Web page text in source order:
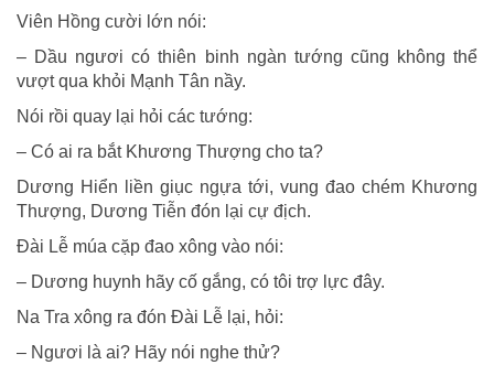
Viên Hồng cười lớn nói:
– Dầu ngươi có thiên binh ngàn tướng cũng không thể
vượt qua khỏi Mạnh Tân nầy.
Nói rồi quay lại hỏi các tướng:
– Có ai ra bắt Khương Thượng cho ta?
Dương Hiển liền giục ngựa tới, vung đao chém Khương
Thượng, Dương Tiễn đón lại cự địch.
Ðài Lễ múa cặp đao xông vào nói:
– Dương huynh hãy cố gắng, có tôi trợ lực đây.
Na Tra xông ra đón Ðài Lễ lại, hỏi:
– Ngươi là ai? Hãy nói nghe thử?